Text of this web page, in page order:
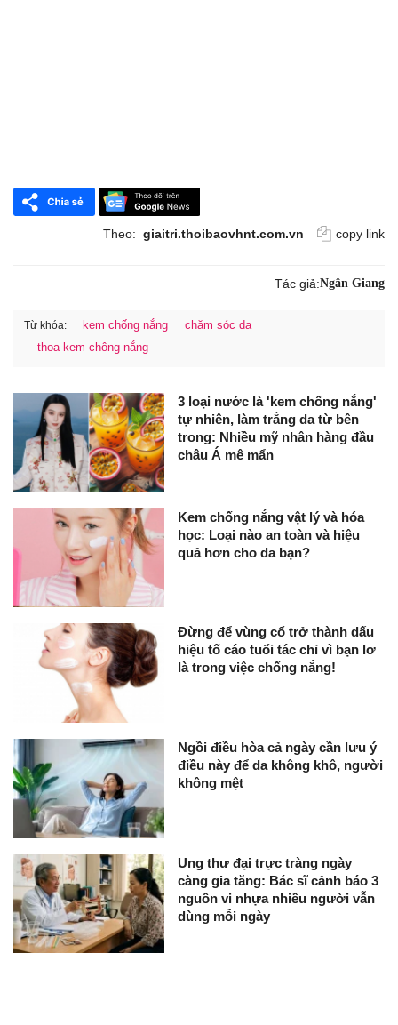
Theo: giaitri.thoibaovhnt.com.vn copy link
Tác giả:Ngân Giang
Từ khóa: kem chống nắng
chăm sóc da
thoa kem chông nắng
3 loại nước là 'kem chống nắng'
tự nhiên, làm trắng da từ bên
trong: Nhiều mỹ nhân hàng đầu
châu Á mê mẩn
Kem chống nắng vật lý và hóa
học: Loại nào an toàn và hiệu
quả hơn cho da bạn?
Đừng để vùng cổ trở thành dấu
hiệu tố cáo tuổi tác chỉ vì bạn lơ
là trong việc chống nắng!
Ngồi điều hòa cả ngày cần lưu ý
điều này để da không khô, người
không mệt
Ung thư đại trực tràng ngày
càng gia tăng: Bác sĩ cảnh báo 3
nguồn vi nhựa nhiều người vẫn
dùng mỗi ngày